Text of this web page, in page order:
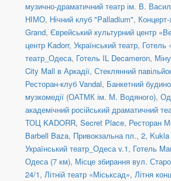
музично-драматичний театр ім. В.
НІМО, Нічний клуб "Palladium",
Grand, Єврейський культурний центр
центр Kadorr, Український театр, Готель
театр_Одеса, Готель IL Decameron,
City Mall в Аркадії, Стеклянний
Ресторан-клуб Vandal, Банкетний
музкомедії (ОАТМК ім. М. Водяного),
академічний російський драматичний
ТОЦ KADORR, Secret Place, Ресторан
Barbell Baza, Привокзальна пл., 2,
Український театр_Одеса v.1, Готель
Одеса (7 км), Місце збирання вул.
24/1, Літній театр «Міськсад», Літня